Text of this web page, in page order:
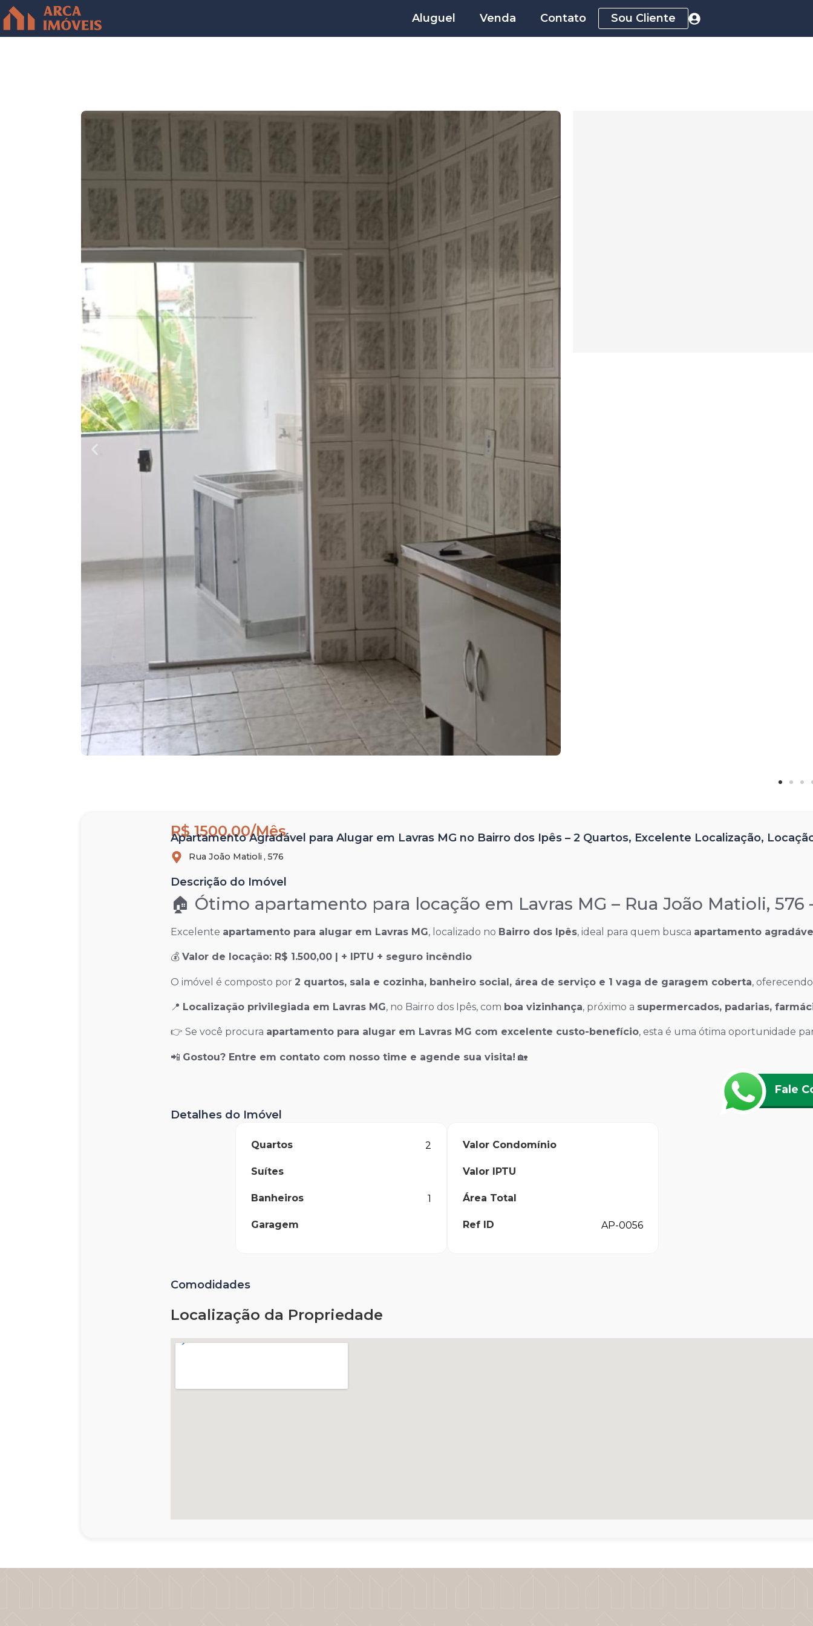
Aluguel Venda Contato Sou Cliente
R$ 1500,00/Mês
Apartamento Agradável para Alugar em Lavras MG no Bairro dos Ipês – 2 Quartos, Excelente Localização,
Rua João Matioli ,576
Descrição do Imóvel
🏠 Ótimo apartamento para locação em Lavras MG – Rua João Matioli, 576
Excelente apartamento para alugar em Lavras MG, localizado no Bairro dos Ipês, ideal para quem busca apartamento
💰Valor de locação: R$ 1.500,00 | + IPTU + seguro incêndio
O imóvel é composto por 2 quartos, sala e cozinha, banheiro social, área de serviço e 1 vaga de garagem coberta,
📍 Localização privilegiada em Lavras MG, no Bairro dos Ipês, com boa vizinhança, próximo a supermercados, padarias,
👉 Se você procura apartamento para alugar em Lavras MG com excelente custo-benefício, esta é uma ótima oportunidade
📲 Gostou? Entre em contato com nosso time e agende sua visita! 🏡
Fale
Detalhes do Imóvel
Quartos 2
Suítes
Banheiros 1
Garagem
Valor Condomínio
Valor IPTU
Área Total
Ref ID AP-0056
Comodidades